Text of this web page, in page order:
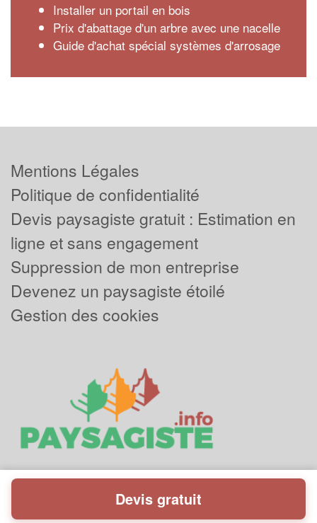
Installer un portail en bois
Prix d'abattage d'un arbre avec une nacelle
Guide d'achat spécial systèmes d'arrosage
Mentions Légales
Politique de confidentialité
Devis paysagiste gratuit : Estimation en
ligne et sans engagement
Suppression de mon entreprise
Devenez un paysagiste étoilé
Gestion des cookies
Powered byPlus que pro
Devis gratuit